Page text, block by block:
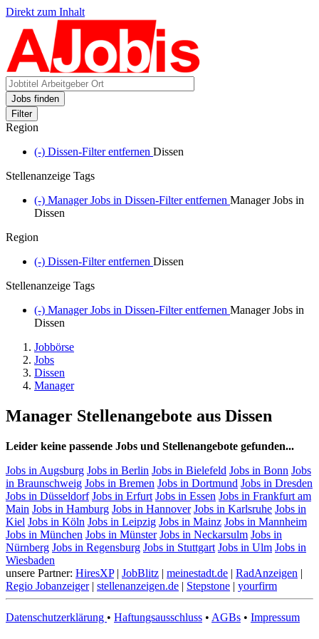
Direkt zum Inhalt
Jobs finden
Filter
Region
(-) Dissen-Filter entfernen Dissen
Stellenanzeige Tags
(-) Manager Jobs in Dissen-Filter entfernen Manager Jobs in
Dissen
Region
(-) Dissen-Filter entfernen Dissen
Stellenanzeige Tags
(-) Manager Jobs in Dissen-Filter entfernen Manager Jobs in
Dissen
Jobbörse
Jobs
Dissen
Manager
Manager Stellenangebote aus Dissen
Leider keine passende Jobs und Stellenangebote gefunden...
Jobs in Augsburg Jobs in Berlin Jobs in Bielefeld Jobs in Bonn Jobs
in Braunschweig Jobs in Bremen Jobs in Dortmund Jobs in Dresden
Jobs in Düsseldorf Jobs in Erfurt Jobs in Essen Jobs in Frankfurt am
Main Jobs in Hamburg Jobs in Hannover Jobs in Karlsruhe Jobs in
Kiel Jobs in Köln Jobs in Leipzig Jobs in Mainz Jobs in Mannheim
Jobs in München Jobs in Münster Jobs in Neckarsulm Jobs in
Nürnberg Jobs in Regensburg Jobs in Stuttgart Jobs in Ulm Jobs in
Wiesbaden
unsere Partner: HiresXP| JobBlitz | meinestadt.de | RadAnzeigen |
Regio Jobanzeiger| stellenanzeigen.de | Stepstone | yourfirm
Datenschutzerklärung • Haftungsausschluss • AGBs • Impressum